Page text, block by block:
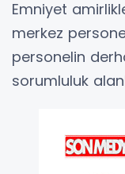
Emniyet
merkez
personelin
sorumluluk